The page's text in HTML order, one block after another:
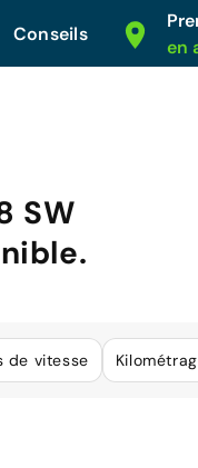
Conseils
en
SW
de vitesse